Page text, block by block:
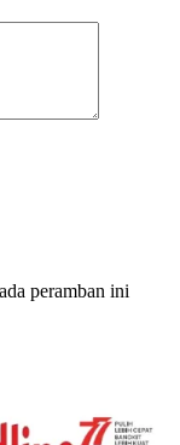
peramban ini